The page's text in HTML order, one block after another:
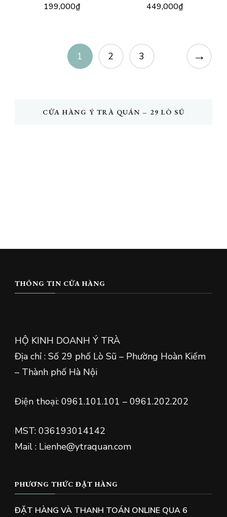
199,000₫
449,000₫
1 2 3 →
CỬA HÀNG Ý TRÀ QUÁN – 29 LÒ SŨ
THÔNG TIN CỬA HÀNG
HỘ KINH DOANH Ý TRÀ
Địa chỉ : Số 29 phố Lò Sũ – Phường Hoàn Kiếm
– Thành phố Hà Nội
Điện thoại: 0961.101.101 – 0961.202.202
MST: 036193014142
Mail : Lienhe@ytraquan.com
PHƯƠNG THỨC ĐẶT HÀNG
ĐẶT HÀNG VÀ THANH TOÁN ONLINE QUA 6